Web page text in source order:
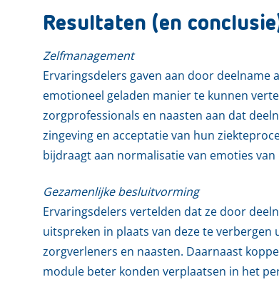
Resultaten (en
Zelfmanagement
Ervaringsdelers gaven aan door
emotioneel geladen manier te kunnen
zorgprofessionals en naasten aan dat
zingeving en acceptatie van hun
bijdraagt aan normalisatie van emoties
Gezamenlijke besluitvorming
Ervaringsdelers vertelden dat ze door
uitspreken in plaats van deze te
zorgverleners en naasten. Daarnaast
module beter konden verplaatsen in het